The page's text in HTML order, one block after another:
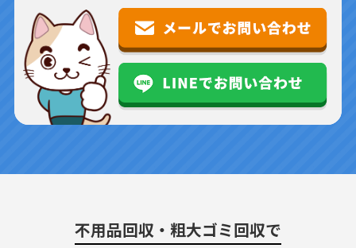
不用品回収・粗大ゴミ回収で